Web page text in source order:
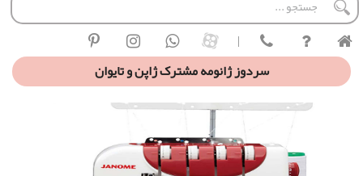
|
سردوز ژانومه مشترک ژاپن و تایوان